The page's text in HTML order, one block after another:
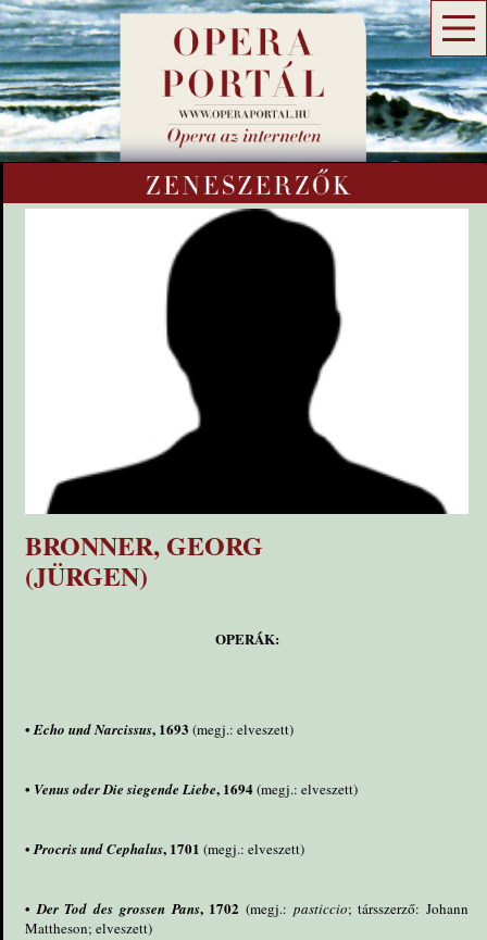
BRONNER, GEORG
(JÜRGEN)
OPERÁK:
•Echo und Narcissus, 1693 (megj.: elveszett)
• Venus oder Die siegende Liebe, 1694(megj.: elveszett)
•Procris und Cephalus, 1701 (megj.: elveszett)
•Der Tod des grossen Pans, 1702 (megj.: pasticcio; társszerző: Johann
Mattheson; elveszett)